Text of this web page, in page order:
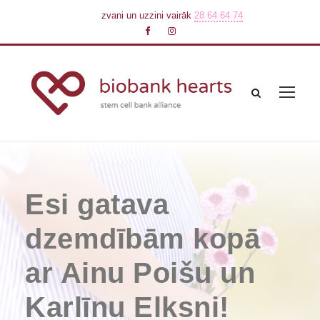
zvani un uzzini vairāk 28 64 64 74
Esi gatava
dzemdībām kopā
ar Ainu Poišu un
Karlīnu Elksni!